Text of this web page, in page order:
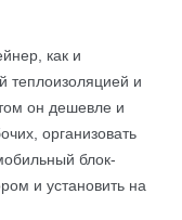
как и
теплоизоляцией и
он дешевле и
организовать
блок-
и установить на